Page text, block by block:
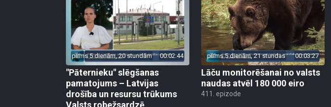
pirms 5 dienām, 20 stundām 00:02:44
"Pāternieku" slēgšanas
pamatojums – Latvijas
drošība un resursu trūkums
pirms 5 dienām, 21 stundas 00:03:27
Lāču monitorēšanai no valsts
naudas atvēl 180 000 eiro
411. epizode